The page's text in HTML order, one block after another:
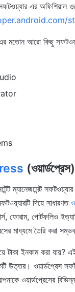
এর অফিশিয়াল
মতোন আরো কিছু
(ওয়ার্ডপ্রেস)
ম্যানেজমেন্ট
দিয়ে সাধারণত
ফোরাম, পোর্টফলিও
মাধ্যমে তৈরি করা
টাকা ইনকাম করা যায়?
উত্তর। ওয়ার্ডপ্রেস
ওয়ার্ডপ্রেসের